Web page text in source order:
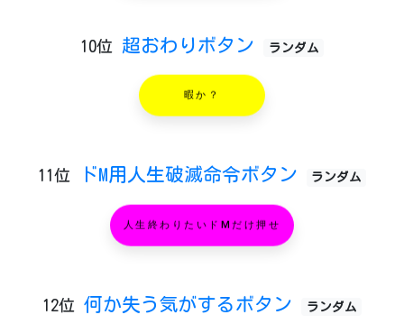
10位 超おわりボタン ランダム
暇か？
11位 ドM用人生破滅命令ボタン ランダム
人生終わりたいドMだけ押せ
12位 何か失う気がするボタン ランダム